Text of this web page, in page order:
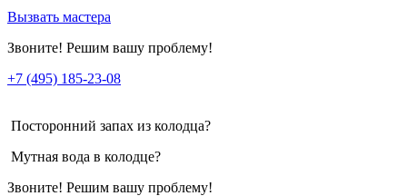
Вызвать мастера
Звоните! Решим вашу проблему!
+7 (495) 185-23-08
Посторонний запах из колодца?
Мутная вода в колодце?
Звоните! Решим вашу проблему!